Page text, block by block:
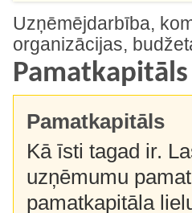
Uzņēmējdarbība,
organizācijas,
Pamatkapitāls
Kā īsti tagad ir.
uzņēmumu
pamatkapitāla